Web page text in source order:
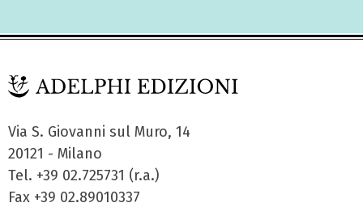
Via S. Giovanni sul Muro, 14
20121 - Milano
Tel. +39 02.725731 (r.a.)
Fax +39 02.89010337